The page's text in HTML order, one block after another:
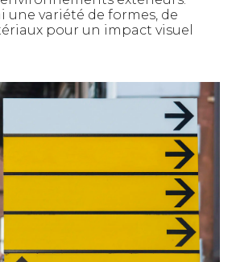
une variété de formes, de
pour un impact visuel